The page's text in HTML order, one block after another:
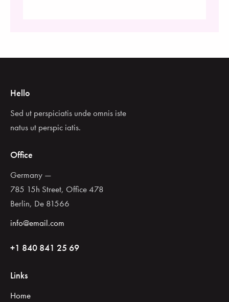
Hello
Sed ut perspiciatis unde omnis iste
natus ut perspic iatis.
Office
Germany —
785 15h Street, Office 478
Berlin, De 81566
info@email.com
+1 840 841 25 69
Links
Home